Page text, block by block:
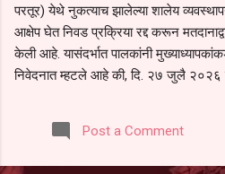
परतूर) येथे नुकत्याच झालेल्या शालेय
आक्षेप घेत निवड प्रक्रिया रद्द करून
केली आहे. यासंदर्भात पालकांनी
निवेदनात म्हटले आहे की, दि. २७ जुलै २०२६
पालकांना देण्यात आली नसल्याने मोठ्या
नाहीत. तसेच सर्व पालकांना विश्वासात न घेता
Post a Comment